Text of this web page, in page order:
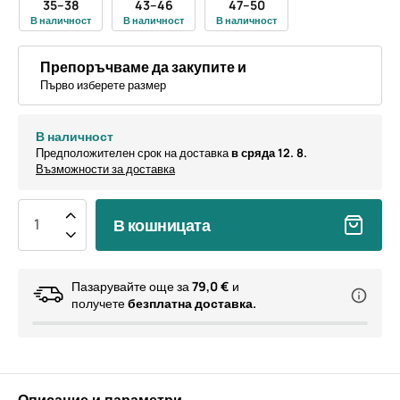
35–38
В наличност
43–46
В наличност
47–50
В наличност
Препоръчваме да закупите и
Първо изберете размер
В наличност
Предположителен срок на доставкав сряда 12. 8.
Възможности за доставка
В кошницата
Пазарувайте още за79,0 € и
получетебезплатна доставка.